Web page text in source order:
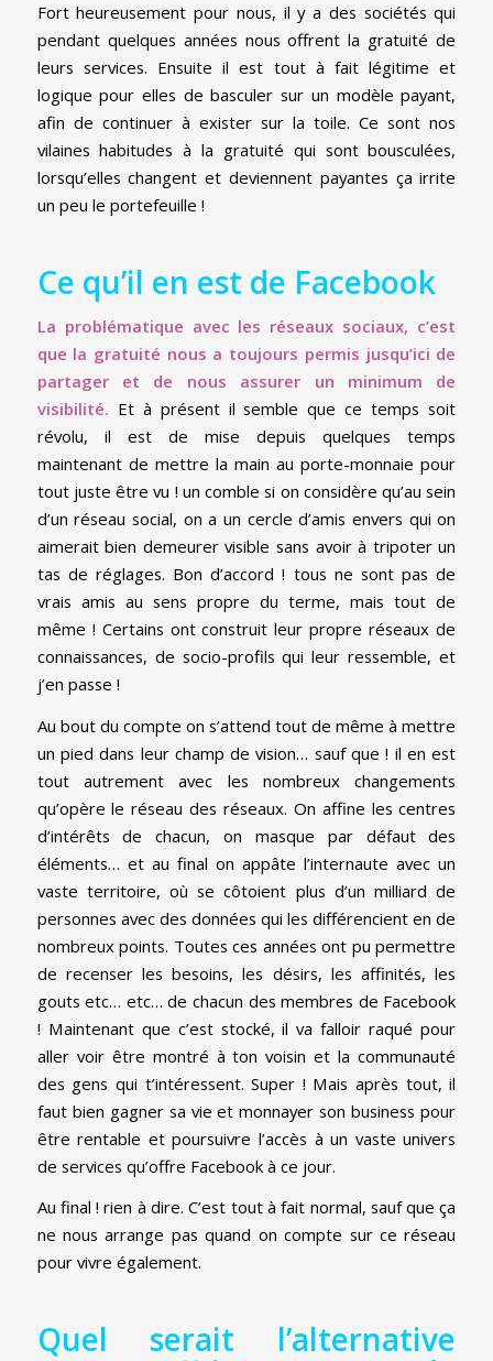
Fort heureusement pour nous, il y a des sociétés qui
pendant quelques années nous offrent la gratuité de
leurs services. Ensuite il est tout à fait légitime et
logique pour elles de basculer sur un modèle payant,
afin de continuer à exister sur la toile. Ce sont nos
vilaines habitudes à la gratuité qui sont bousculées,
lorsqu’elles changent et deviennent payantes ça irrite
un peu le portefeuille !
Ce qu’il en est de Facebook
La problématique avec les réseaux sociaux, c’est
que la gratuité nous a toujours permis jusqu’ici de
partager et de nous assurer un minimum de
visibilité. Et à présent il semble que ce temps soit
révolu, il est de mise depuis quelques temps
maintenant de mettre la main au porte-monnaie pour
tout juste être vu ! un comble si on considère qu’au sein
d’un réseau social, on a un cercle d’amis envers qui on
aimerait bien demeurer visible sans avoir à tripoter un
tas de réglages. Bon d’accord ! tous ne sont pas de
vrais amis au sens propre du terme, mais tout de
même ! Certains ont construit leur propre réseaux de
connaissances, de socio-profils qui leur ressemble, et
j’en passe !
Au bout du compte on s’attend tout de même à mettre
un pied dans leur champ de vision… sauf que ! il en est
tout autrement avec les nombreux changements
qu’opère le réseau des réseaux. On affine les centres
d’intérêts de chacun, on masque par défaut des
éléments… et au final on appâte l’internaute avec un
vaste territoire, où se côtoient plus d’un milliard de
personnes avec des données qui les différencient en de
nombreux points. Toutes ces années ont pu permettre
de recenser les besoins, les désirs, les affinités, les
gouts etc… etc… de chacun des membres de Facebook
! Maintenant que c’est stocké, il va falloir raqué pour
aller voir être montré à ton voisin et la communauté
des gens qui t’intéressent. Super ! Mais après tout, il
faut bien gagner sa vie et monnayer son business pour
être rentable et poursuivre l’accès à un vaste univers
de services qu’offre Facebook à ce jour.
Au final ! rien à dire. C’est tout à fait normal, sauf que ça
ne nous arrange pas quand on compte sur ce réseau
pour vivre également.
Quel serait l’alternative